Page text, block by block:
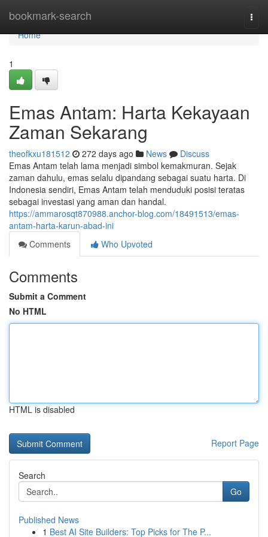
bookmark-search
Home
Home
1
Emas Antam: Harta Kekayaan
Zaman Sekarang
theofkxu181512 272 days ago News
Discuss
Emas Antam telah lama menjadi simbol kemakmuran. Sejak
zaman dahulu, emas selalu dipandang sebagai suatu harta. Di
Indonesia sendiri, Emas Antam telah menduduki posisi teratas
sebagai investasi yang aman dan handal.
https://ammarosqt870988.anchor-blog.com/18491513/emas-
antam-harta-karun-abad-ini
Comments
Who Upvoted
Comments
Submit a Comment
No HTML
HTML is disabled
Report Page
Search
Go
Published News
1 Best AI Site Builders: Top Picks for The P...